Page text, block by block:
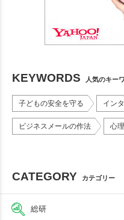
KEYWORDS 人気のキー
子どもの安全を守る イン
ビジネスメールの作法 心
CATEGORY カテゴリー
総研